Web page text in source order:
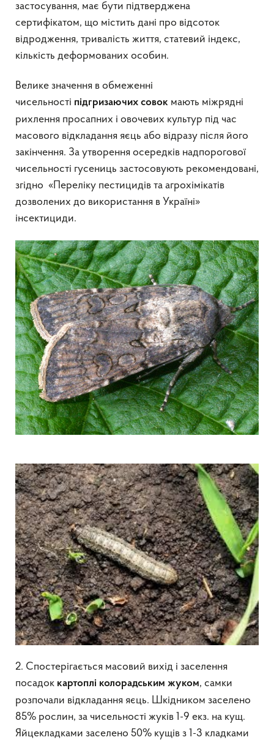
застосування, має бути підтверджена
сертифікатом, що містить дані про відсоток
відродження, тривалість життя, статевий індекс,
кількість деформованих особин.
Велике значення в обмеженні
чисельності підгризаючих совок мають міжрядні
рихлення просапних і овочевих культур під час
масового відкладання яєць або відразу після його
закінчення. За утворення осередків надпорогової
чисельності гусениць застосовують рекомендовані,
згідно «Переліку пестицидів та агрохімікатів
дозволених до використання в Україні»
інсектициди.
2. Спостерігається масовий вихід і заселення
посадок картоплі колорадським жуком, самки
розпочали відкладання яєць. Шкідником заселено
85% рослин, за чисельності жуків 1-9 екз. на кущ.
Яйцекладками заселено 50% кущів з 1-3 кладками